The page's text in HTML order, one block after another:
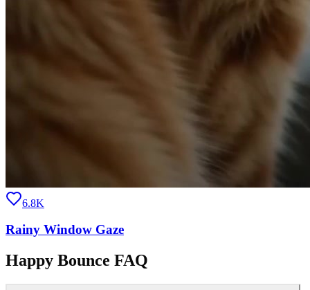
6.8K
Rainy Window Gaze
Happy Bounce FAQ